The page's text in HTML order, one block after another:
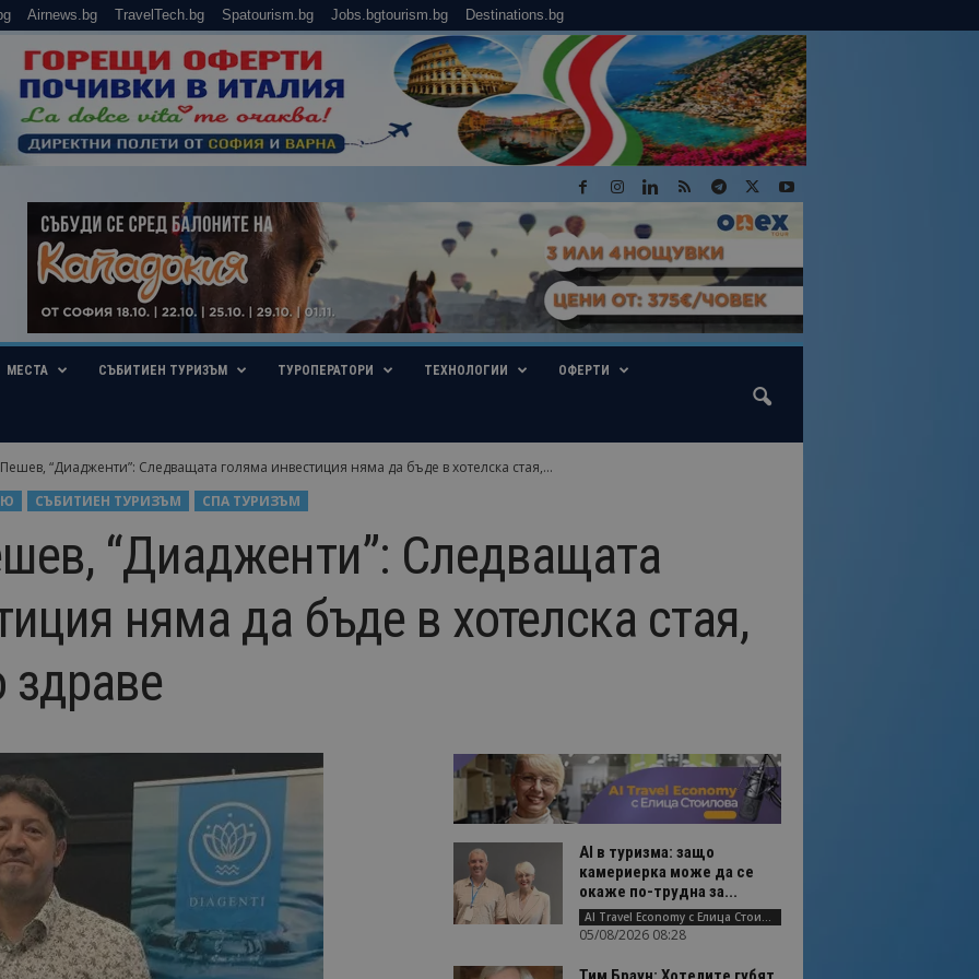
Airnews.bg TravelTech.bg Spatourism.bg Jobs.bgtourism.bg Destinations.bg
МЕСТА СЪБИТИЕН ТУРИЗЪМ ТУРОПЕРАТОРИ ТЕХНОЛОГИИ ОФЕРТИ
“Диадженти”: Следващата голяма инвестиция няма да бъде в хотелска стая,...
СЪБИТИЕН ТУРИЗЪМ СПА ТУРИЗЪМ
“Диадженти”: Следващата
няма да бъде в хотелска стая,
здраве
AI в туризма: защо
камериерка може да се
окаже по-трудна за...
AI Travel Economy с Елица Стоилова
05/08/2026 08:28